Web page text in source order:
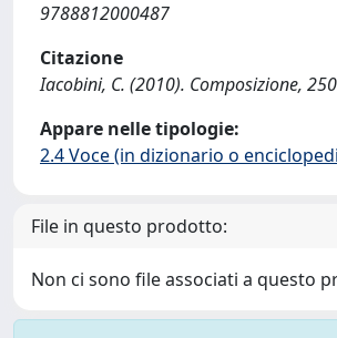
9788812000487
Citazione
Iacobini, C. (2010). Composizione,
Appare nelle tipologie:
2.4 Voce (in dizionario o
File in questo prodotto:
Non ci sono file associati a questo